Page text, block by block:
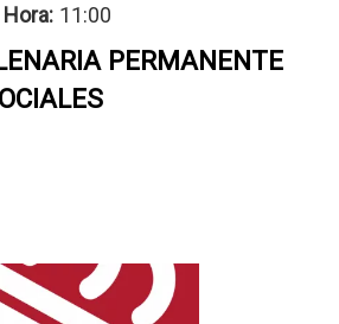
Hora: 11:00
PERMANENTE